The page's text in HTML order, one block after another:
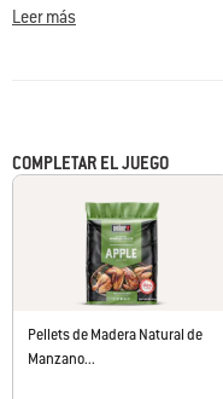
• Compatible con asadores
separado), con la mesa
Leer más
COMPLETAR EL JUEGO
Pellets de Madera Natural de
Manzano...